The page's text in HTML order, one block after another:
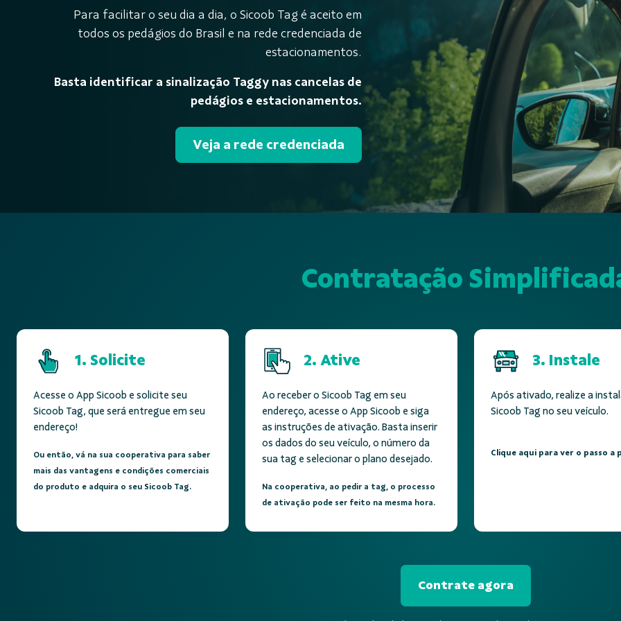
Para facilitar o seu dia a dia, o Sicoob Tag é aceito em
todos os pedágios do Brasil e na rede credenciada de
estacionamentos.
Basta identificar a sinalização Taggy nas cancelas de
pedágios e estacionamentos.
Veja a rede credenciada
Contratação
1. Solicite
Acesse o App Sicoob e solicite seu
Sicoob Tag, que será entregue em seu
endereço!
Ou então, vá na sua cooperativa para saber
mais das vantagens e condições comerciais
do produto e adquira o seu Sicoob Tag.
2. Ative
Ao receber o Sicoob Tag em seu
endereço, acesse o App Sicoob e siga
as instruções de ativação. Basta inserir
os dados do seu veículo, o número da
sua tag e selecionar o plano desejado.
Na cooperativa, ao pedir a tag, o processo
de ativação pode ser feito na mesma hora.
3. Instale
Após ativado, realize a
Sicoob Tag no seu veículo.
Clique aqui para ver o passo a
Contrate agora